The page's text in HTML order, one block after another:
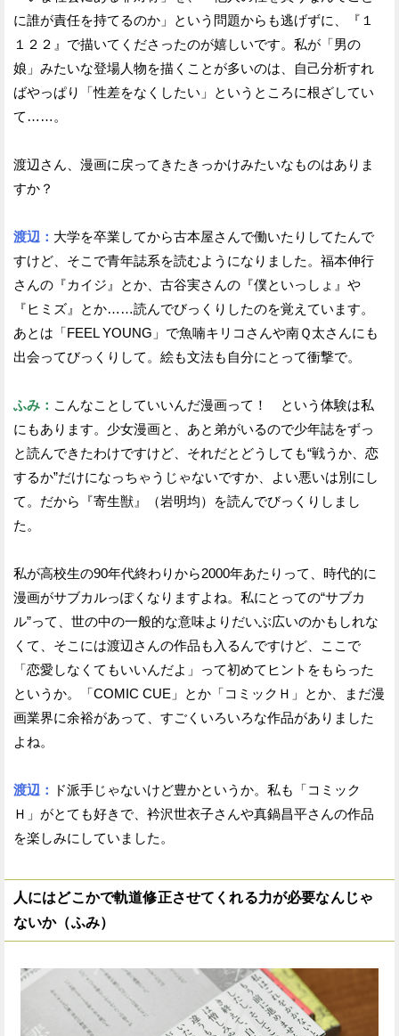
に誰が責任を持てるのか」という問題からも逃げずに、『１
１２２』で描いてくださったのが嬉しいです。私が「男の
娘」みたいな登場人物を描くことが多いのは、自己分析すれ
ばやっぱり「性差をなくしたい」というところに根ざしてい
て……。
渡辺さん、漫画に戻ってきたきっかけみたいなものはありま
すか？
渡辺： 大学を卒業してから古本屋さんで働いたりしてたんで
すけど、そこで青年誌系を読むようになりました。福本伸行
さんの『カイジ』とか、古谷実さんの『僕といっしょ』や
『ヒミズ』とか……読んでびっくりしたのを覚えています。
あとは「FEEL YOUNG」で魚喃キリコさんや南Ｑ太さんにも
出会ってびっくりして。絵も文法も自分にとって衝撃で。
ふみ： こんなことしていいんだ漫画って！ という体験は私
にもあります。少女漫画と、あと弟がいるので少年誌をずっ
と読んできたわけですけど、それだとどうしても“戦うか、恋
するか”だけになっちゃうじゃないですか、よい悪いは別にし
て。だから『寄生獣』（岩明均）を読んでびっくりしまし
た。
私が高校生の90年代終わりから2000年あたりって、時代的に
漫画がサブカルっぽくなりますよね。私にとっての“サブカ
ル”って、世の中の一般的な意味よりだいぶ広いのかもしれな
くて、そこには渡辺さんの作品も入るんですけど、ここで
「恋愛しなくてもいいんだよ」って初めてヒントをもらった
というか。「COMIC CUE」とか「コミックＨ」とか、まだ漫
画業界に余裕があって、すごくいろいろな作品がありました
よね。
渡辺：
ド派手じゃないけど豊かというか。私も「コミック
Ｈ」がとても好きで、衿沢世衣子さんや真鍋昌平さんの作品
を楽しみにしていました。
人にはどこかで軌道修正させてくれる力が必要なんじゃ
ないか（ふみ）